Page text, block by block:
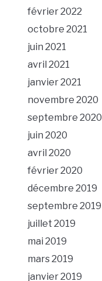
février 2022
octobre 2021
juin 2021
avril 2021
janvier 2021
novembre 2020
septembre 2020
juin 2020
avril 2020
février 2020
décembre 2019
septembre 2019
juillet 2019
mai 2019
mars 2019
janvier 2019